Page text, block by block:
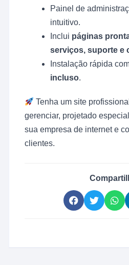
Painel de
intuitivo.
Inclui páginas
serviços, suporte e
Instalação rápida
incluso.
Tenha um site
gerenciar, projetado
sua empresa de internet e
clientes.